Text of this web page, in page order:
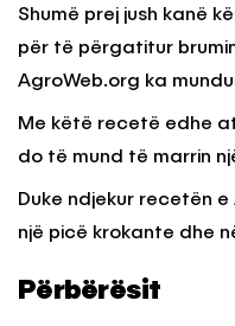
Shumë prej jush kanë
për të përgatitur
AgroWeb.org ka
Me këtë recetë edhe
do të mund të marrin
Duke ndjekur recetën
një picë krokante dhe
Përbërësit